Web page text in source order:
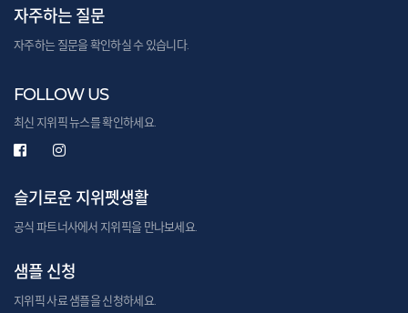
자주하는 질문
자주하는 질문을 확인하실 수 있습니다.
FOLLOW US
최신 지위픽 뉴스를 확인하세요.
슬기로운 지위펫생활
공식 파트너사에서 지위픽을 만나보세요.
샘플 신청
지위픽 사료 샘플을 신청하세요.